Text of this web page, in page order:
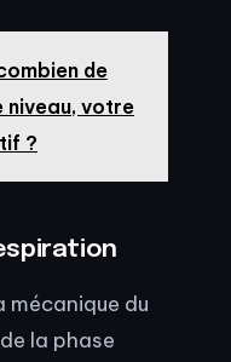
de
niveau, votre
?
mécanique du
la phase